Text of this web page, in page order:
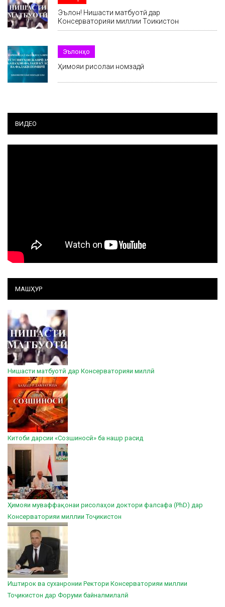
Эълон! Нишасти матбуотӣ дар
Консерваторияи миллии Тоҷикистон
Эълонҳо
Ҳимояи рисолаи номзадӣ
ВИДЕО
МАШҲУР
Нишасти матбуотӣ дар Консерваторияи миллӣ
Китоби дарсии «Созшиносӣ» ба нашр расид
Ҳимояи муваффақонаи рисолаҳои доктори фалсафа (PhD) дар
Консерваторияи миллии Тоҷикистон
Иштирок ва суханронии Ректори Консерваторияи миллии
Тоҷикистон дар Форуми байналмилалӣ